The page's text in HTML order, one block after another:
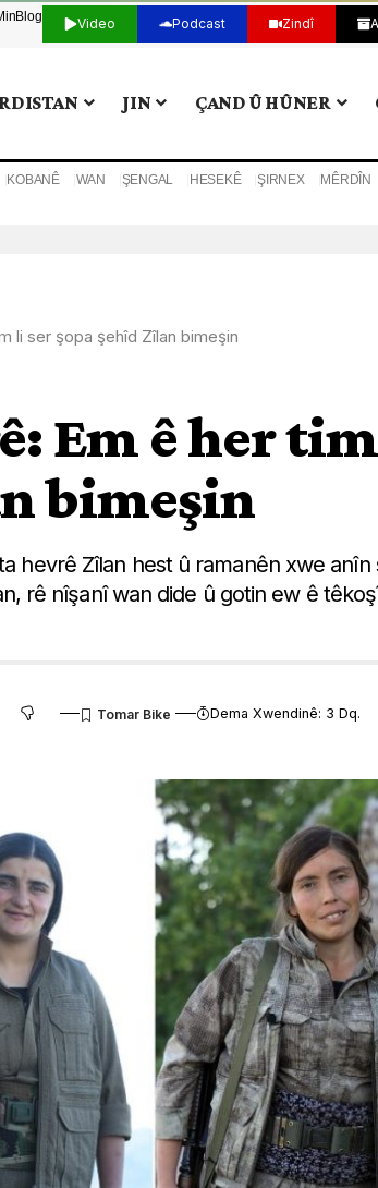
Blog Video Podcast Zindî
JIN ÇAND Û HÛNER
KOBANÊ WAN ŞENGAL HESEKÊ ŞIRNEX MÊRDÎN
li ser şopa şehîd Zîlan bimeşin
Em ê her
bimeşin
hevrê Zîlan hest û ramanên xwe anîn
rê nîşanî wan dide û gotin ew ê
Dema Xwendinê: 3 Dq.